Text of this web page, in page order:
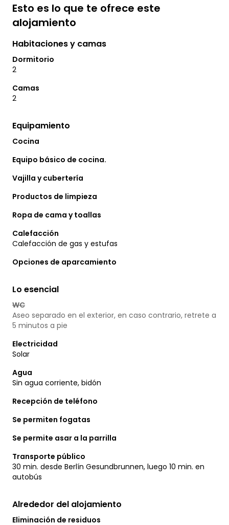
Esto es lo que te ofrece este
alojamiento
Habitaciones y camas
Dormitorio
2
Camas
2
Equipamiento
Cocina
Equipo básico de cocina.
Vajilla y cubertería
Productos de limpieza
Ropa de cama y toallas
Calefacción
Calefacción de gas y estufas
Opciones de aparcamiento
Lo esencial
WC
Aseo separado en el exterior, en caso contrario, retrete a
5 minutos a pie
Electricidad
Solar
Agua
Sin agua corriente, bidón
Recepción de teléfono
Se permiten fogatas
Se permite asar a la parrilla
Transporte público
30 min. desde Berlín Gesundbrunnen, luego 10 min. en
autobús
Alrededor del alojamiento
Eliminación de residuos